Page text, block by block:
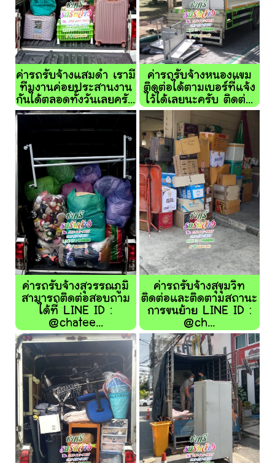
ค่ารถรับจ้างแสมดำ เรามี
ทีมงานค่อยประสานงาน
กันได้ตลอดทั้งวันเลยครั...
ค่ารถรับจ้างหนองแขม
ติดต่อได้ตามเบอร์ที่แจ้ง
ไว้ได้เลยนะครับ ติดต่...
ค่ารถรับจ้างสุวรรณภูมิ
สามารถติดต่อสอบถาม
ได้ที่ LINE ID :
@chatee...
ค่ารถรับจ้างสุขุมวิท
ติดต่อและติดตามสถานะ
การขนย้าย LINE ID :
@ch...